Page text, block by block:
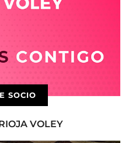
SOCIO
VOLEY